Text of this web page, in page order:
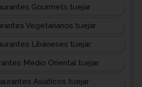
Gourmets tuejar
Vegetarianos tuejar
Libáneses tuejar
Medio Oriental tuejar
Asiáticos tuejar